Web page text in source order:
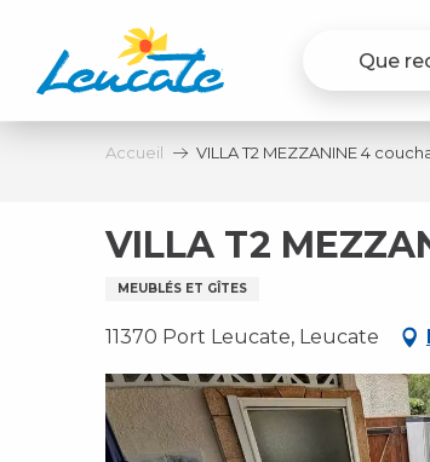
contenu
principal
Accueil VILLA T2 MEZZANINE 4
VILLA T2
MEUBLÉS ET GÎTES
11370 Port Leucate, Leucate